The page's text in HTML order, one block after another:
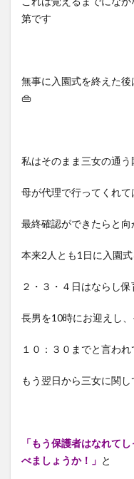
第です
無事に入園式を終えた
👜
私はそのまま三女の通う
母が代理で行ってくれ
最終確認ができたらと向
本来2人とも1日に入園式
２・３・４日はならし保
長男を10時にお迎えし
１０：３０までと言わ
もう翌日から三女に関し
「もう保護者はなれて
べましょうか！」 と